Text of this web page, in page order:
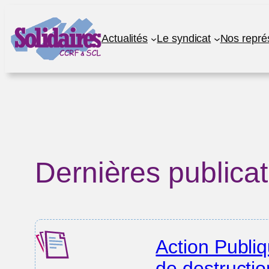
au
contenu
Actualités Le syndicat Nos
Dernières
Action